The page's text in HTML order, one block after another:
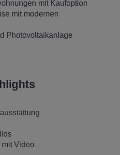
mit Kaufoption
mit modernen
Photovoltaikanlage
Video